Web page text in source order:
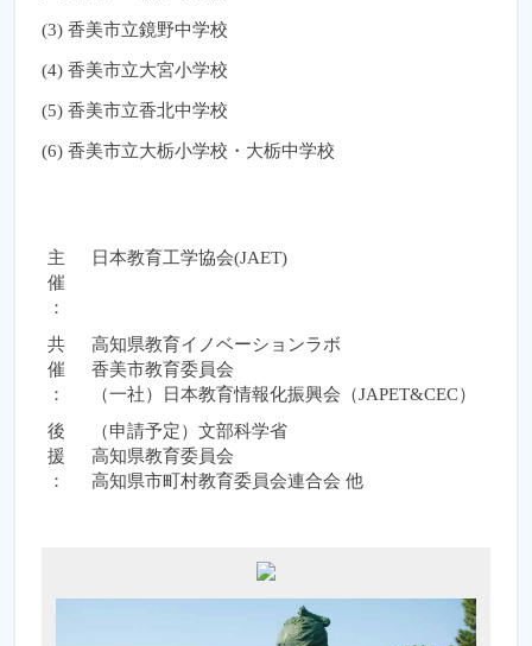
香美市立鏡野中学校
香美市立大宮小学校
香美市立香北中学校
香美市立大栃小学校・大栃中学校
主
催
：
日本教育工学協会(JAET)
共
催
：
高知県教育イノベーションラボ
香美市教育委員会
（一社）日本教育情報化振興会（JAPET&CEC）
後
援
：
（申請予定）文部科学省
高知県教育委員会
高知県市町村教育委員会連合会 他